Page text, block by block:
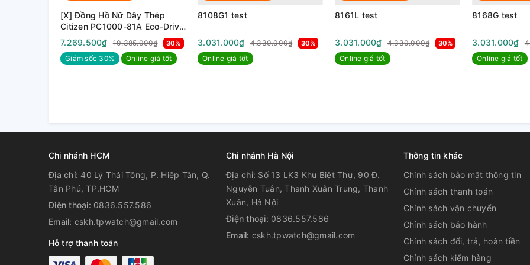
[X] Đồng Hồ Nữ Dây Thép
Citizen PC1000-81A Eco-Drive
| Kính Sapphire | Năng lượng
ánh sáng
7.269.500₫ 10.385.000₫ 30%
Giảm sốc 30% Online giá tốt
8108G1 test
3.031.000₫ 4.330.000₫ 30%
Online giá tốt
8161L test
3.031.000₫ 4.330.000₫ 30%
Online giá tốt
8168G test
3.031.000₫
Online giá tốt
Chi nhánh HCM
Địa chỉ: 40 Lý Thái Tông, P. Hiệp Tân, Q.
Tân Phú, TP.HCM
Điện thoại: 0836.557.586
Email: cskh.tpwatch@gmail.com
Hỗ trợ thanh toán
Chi nhánh Hà Nội
Địa chỉ: Số 13 LK3 Khu Biệt Thự, 90 Đ.
Nguyễn Tuân, Thanh Xuân Trung, Thanh
Xuân, Hà Nội
Điện thoại: 0836.557.586
Email: cskh.tpwatch@gmail.com
Thông tin khác
Chính sách bảo mật thông tin
Chính sách thanh toán
Chính sách vận chuyển
Chính sách bảo hành
Chính sách đổi, trả, hoàn tiền
Chính sách kiểm hàng